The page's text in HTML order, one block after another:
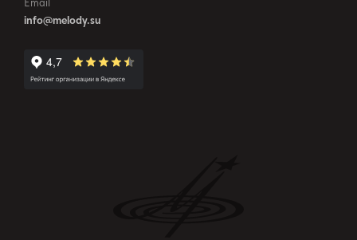
Email
info@melody.su